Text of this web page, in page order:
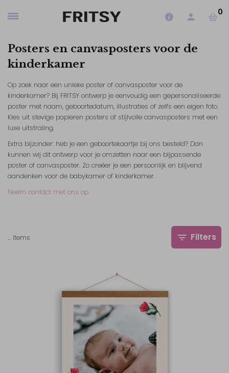
0
Posters en canvasposters voor de
kinderkamer
Op zoek naar een unieke poster of canvasposter voor de
kinderkamer? Bij FRITSY ontwerp je eenvoudig een gepersonaliseerde
poster met naam, geboortedatum, illustraties of zelfs een eigen foto.
Kies uit stevige papieren posters of stijlvolle canvasposters met een
luxe uitstraling.
Extra bijzonder: heb je een geboortekaartje bij ons besteld? Dan
kunnen wij dit ontwerp voor je omzetten naar een bijpassende
poster of canvasposter. Zo creëer je een persoonlijk en blijvend
aandenken voor de babykamer of kinderkamer.
Neem contact met ons op
… items Filters